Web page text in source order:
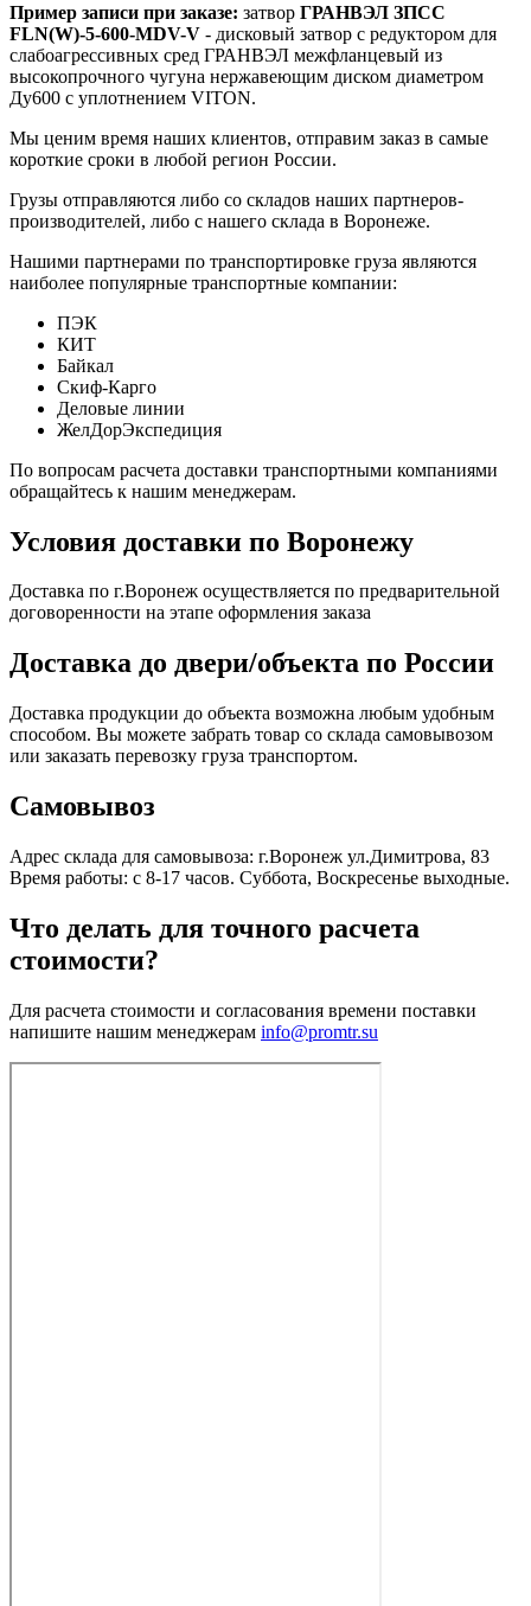
Пример записи при заказе: затвор ГРАНВЭЛ ЗПСС
FLN(W)-5-600-MDV-V - дисковый затвор с редуктором для
слабоагрессивных сред ГРАНВЭЛ межфланцевый из
высокопрочного чугуна нержавеющим диском диаметром
Ду600 с уплотнением VITON.
Мы ценим время наших клиентов, отправим заказ в самые
короткие сроки в любой регион России.
Грузы отправляются либо со складов наших партнеров-
производителей, либо с нашего склада в Воронеже.
Нашими партнерами по транспортировке груза являются
наиболее популярные транспортные компании:
ПЭК
КИТ
Байкал
Скиф-Карго
Деловые линии
ЖелДорЭкспедиция
По вопросам расчета доставки транспортными компаниями
обращайтесь к нашим менеджерам.
Условия доставки по Воронежу
Доставка по г.Воронеж осуществляется по предварительной
договоренности на этапе оформления заказа
Доставка до двери/объекта по России
Доставка продукции до объекта возможна любым удобным
способом. Вы можете забрать товар со склада самовывозом
или заказать перевозку груза транспортом.
Самовывоз
Адрес склада для самовывоза: г.Воронеж ул.Димитрова, 83
Время работы: с 8-17 часов. Суббота, Воскресенье выходные.
Что делать для точного расчета
стоимости?
Для расчета стоимости и согласования времени поставки
напишите нашим менеджерам info@promtr.su